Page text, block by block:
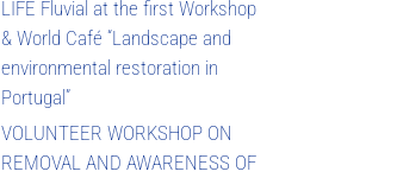
LIFE Fluvial at the first Workshop
& World Café “Landscape and
environmental restoration in
Portugal”
VOLUNTEER WORKSHOP ON
REMOVAL AND AWARENESS OF